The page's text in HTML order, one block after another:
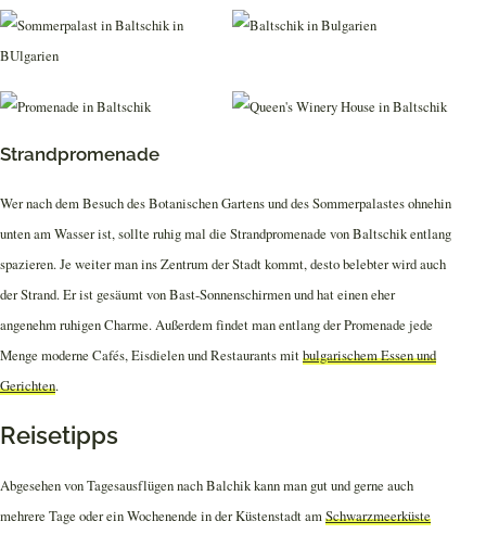
Strandpromenade
Wer nach dem Besuch des Botanischen Gartens und des Sommerpalastes ohnehin
unten am Wasser ist, sollte ruhig mal die Strandpromenade von Baltschik entlang
spazieren. Je weiter man ins Zentrum der Stadt kommt, desto belebter wird auch
der Strand. Er ist gesäumt von Bast-Sonnenschirmen und hat einen eher
angenehm ruhigen Charme. Außerdem findet man entlang der Promenade jede
Menge moderne Cafés, Eisdielen und Restaurants mit bulgarischem Essen und
Gerichten.
Reisetipps
Abgesehen von Tagesausflügen nach Balchik kann man gut und gerne auch
mehrere Tage oder ein Wochenende in der Küstenstadt amSchwarzmeerküste